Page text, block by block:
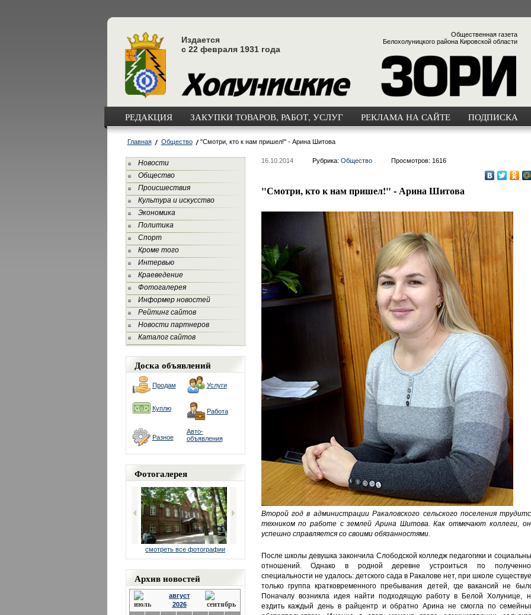
Издается
с 22 февраля 1931 года
Общественная газета
Белохолуницкого района Кировской области
РЕДАКЦИЯ ЗАКУПКИ ТОВАРОВ, РАБОТ, УСЛУГ РЕКЛАМА НА САЙТЕ ПОДПИСКА
Главная Общество "Смотри, кто к нам пришел!" - Арина Шитова
Новости
Общество
Происшествия
Культура и искусство
Экономика
Политика
Спорт
Кроме того
Интервью
Краеведение
Фотогалерея
Информер новостей
Рейтинг сайтов
Новости партнеров
Каталог сайтов
Доска объявлений
Продам Услуги
Куплю Работа
Разное
Авто-
объявления
Фотогалерея
смотреть все фотографии
Архив новостей
август
2026
16.10.2014 Рубрика: Общество Просмотров: 1616
"Смотри, кто к нам пришел!" - Арина Шитова
Второй год в администрации Ракаловского сельского поселения
техником по работе с землей Арина Шитова. Как отмечают коллеги,
успешно справляется со своими обязанностями.
После школы девушка закончила Слободской колледж педагогики и
отношений. Однако в родной деревне устроиться по
специальности не удалось: детского сада в Ракалове нет, при школе
только группа кратковременного пребывания детей, где вакансий не
Поначалу возникла идея найти подходящую работу в Белой Холунице,
ездить каждый день в райцентр и обратно Арина не смогла по